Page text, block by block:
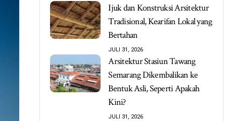
Ijuk dan Konstruksi Arsitektur
Tradisional, Kearifan Lokal yang
Bertahan
JULI 31, 2026
Arsitektur Stasiun Tawang
Semarang Dikembalikan ke
Bentuk Asli, Seperti Apakah
Kini?
JULI 31, 2026